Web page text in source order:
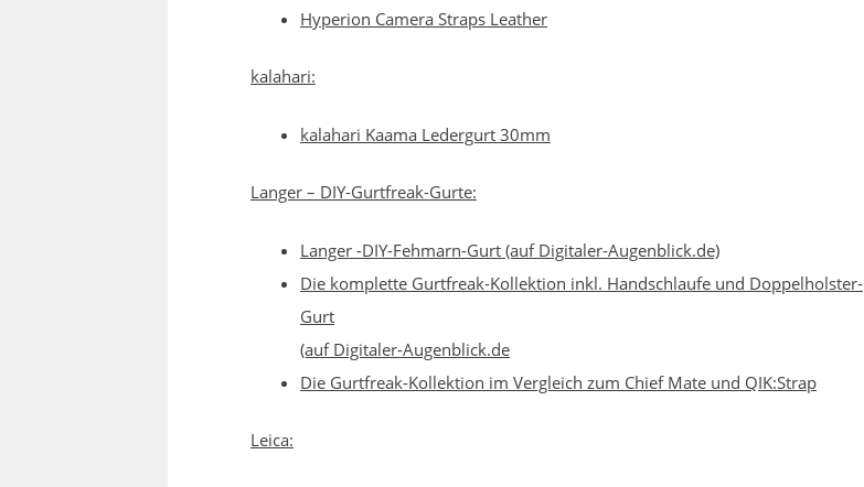
Hyperion Camera Straps Leather
kalahari:
kalahari Kaama Ledergurt 30mm
Langer – DIY-Gurtfreak-Gurte:
Langer -DIY-Fehmarn-Gurt (auf Digitaler-Augenblick.de)
Die komplette Gurtfreak-Kollektion inkl. Handschlaufe und Doppelholster-
Gurt
(auf Digitaler-Augenblick.de
Die Gurtfreak-Kollektion im Vergleich zum Chief Mate und QIK:Strap
Leica: